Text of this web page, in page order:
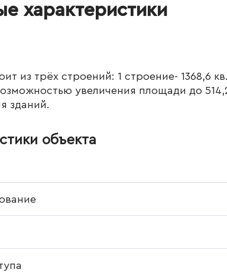
характеристики
из трёх строений: 1 строение- 1368,6
увеличения площади до
зданий.
объекта